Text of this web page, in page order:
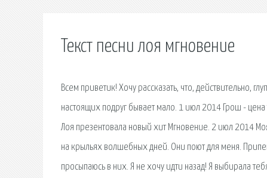
Текст песни лоя мгновение
Всем приветик! Хочу рассказать, что, действительно,
настоящих подруг бывает мало. 1 июл 2014 Грош -
Лоя презентовала новый хит Мгновение. 2 июл 2014
на крыльях волшебных дней. Они поют для меня.
просыпаюсь в них. Я не хочу идти назад! Я выбирала